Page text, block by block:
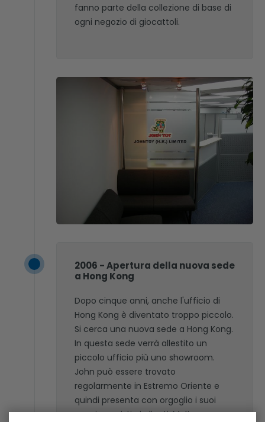
fanno parte della collezione di base di
ogni negozio di giocattoli.
2006 - Apertura della nuova sede
a Hong Kong
Dopo cinque anni, anche l'ufficio di
Hong Kong è diventato troppo piccolo.
Si cerca una nuova sede a Hong Kong.
In questa sede verrà allestito un
piccolo ufficio più uno showroom.
John può essere trovato
regolarmente in Estremo Oriente e
quindi presenta con orgoglio i suoi
nuovi acquisti ai clienti. Molte persone